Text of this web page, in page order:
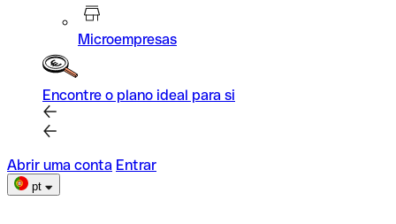
Microempresas
Encontre o plano ideal para si
Abrir uma conta Entrar
pt